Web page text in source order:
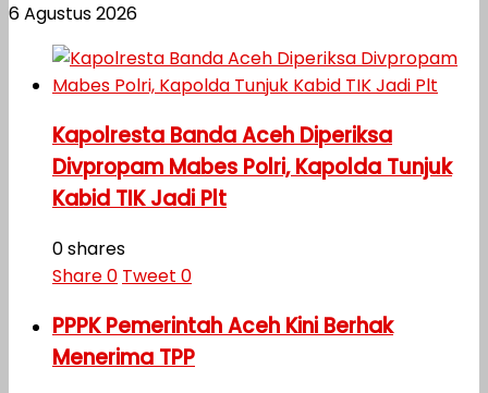
6 Agustus 2026
Kapolresta Banda Aceh Diperiksa
Divpropam Mabes Polri, Kapolda Tunjuk
Kabid TIK Jadi Plt
0 shares
Share0 Tweet 0
PPPK Pemerintah Aceh Kini Berhak
Menerima TPP